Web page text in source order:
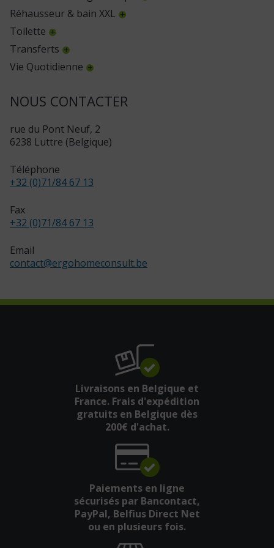
Réhausseur & bain XXL
Toilette
Transferts
Vie Quotidienne
NOUS CONTACTER
rue du Pont Neuf, 2
6238 Luttre (Belgique)
Téléphone
+32 (0)71/84 67 13
Fax
+32 (0)71/84 67 13
Email
contact@ergohomeconsult.be
Livraisons en Belgique et
France. Frais d'expédition
gratuits en Belgique dès
200€ d'achat.
Paiements en ligne
sécurisés par Bancontact,
PayPal, Belfius Direct Net
ou en plusieurs fois.